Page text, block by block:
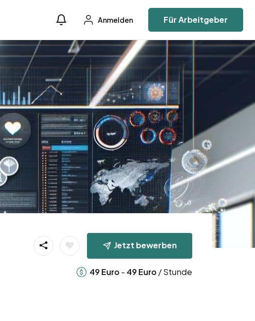
Anmelden Für Arbeitgeber
Jetzt bewerben
49 Euro - 49 Euro / Stunde